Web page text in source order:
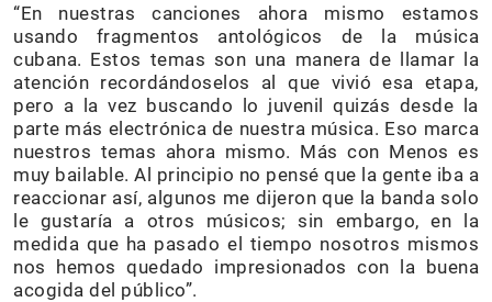
“En nuestras canciones ahora mismo estamos
usando fragmentos antológicos de la música
cubana. Estos temas son una manera de llamar la
atención recordándoselos al que vivió esa etapa,
pero a la vez buscando lo juvenil quizás desde la
parte más electrónica de nuestra música. Eso marca
nuestros temas ahora mismo. Más con Menos es
muy bailable. Al principio no pensé que la gente iba a
reaccionar así, algunos me dijeron que la banda solo
le gustaría a otros músicos; sin embargo, en la
medida que ha pasado el tiempo nosotros mismos
nos hemos quedado impresionados con la buena
acogida del público”.